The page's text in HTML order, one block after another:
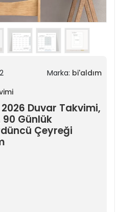
Marka: bi'aldım
2026 Duvar Takvimi,
90 Günlük
Çeyreği